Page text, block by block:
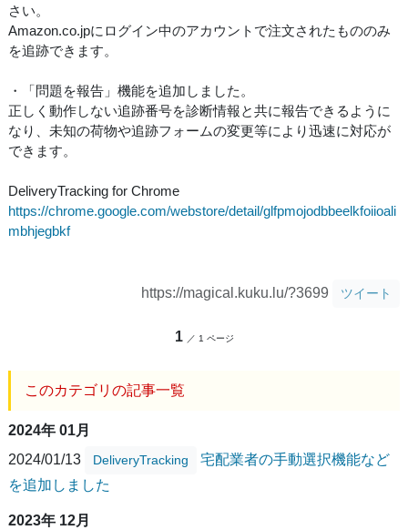
さい。
Amazon.co.jpにログイン中のアカウントで注文されたもののみ
を追跡できます。
・「問題を報告」機能を追加しました。
正しく動作しない追跡番号を診断情報と共に報告できるように
なり、未知の荷物や追跡フォームの変更等により迅速に対応が
できます。
DeliveryTracking for Chrome
https://chrome.google.com/webstore/detail/glfpmojodbbeelkfoiioali
mbhjegbkf
https://magical.kuku.lu/?3699 ツイート
1 ／ 1 ページ
このカテゴリの記事一覧
2024年 01月
2024/01/13
DeliveryTracking
宅配業者の手動選択機能など
を追加しました
2023年 12月